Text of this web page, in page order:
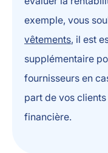
exemple, vous
vêtements, il est
supplémentaire
fournisseurs en
part de vos
financière.